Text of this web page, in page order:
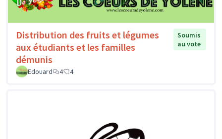
Distribution des fruits et légumes
aux étudiants et les familles
démunis
Soumis
au vote
Edouard 4 4